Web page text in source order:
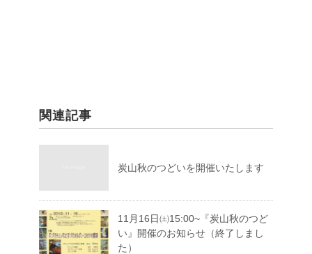
関連記事
炭山秋のつどいを開催いたします
11月16日㈯15:00~『炭山秋のつど
い』開催のお知らせ（終了しまし
た）